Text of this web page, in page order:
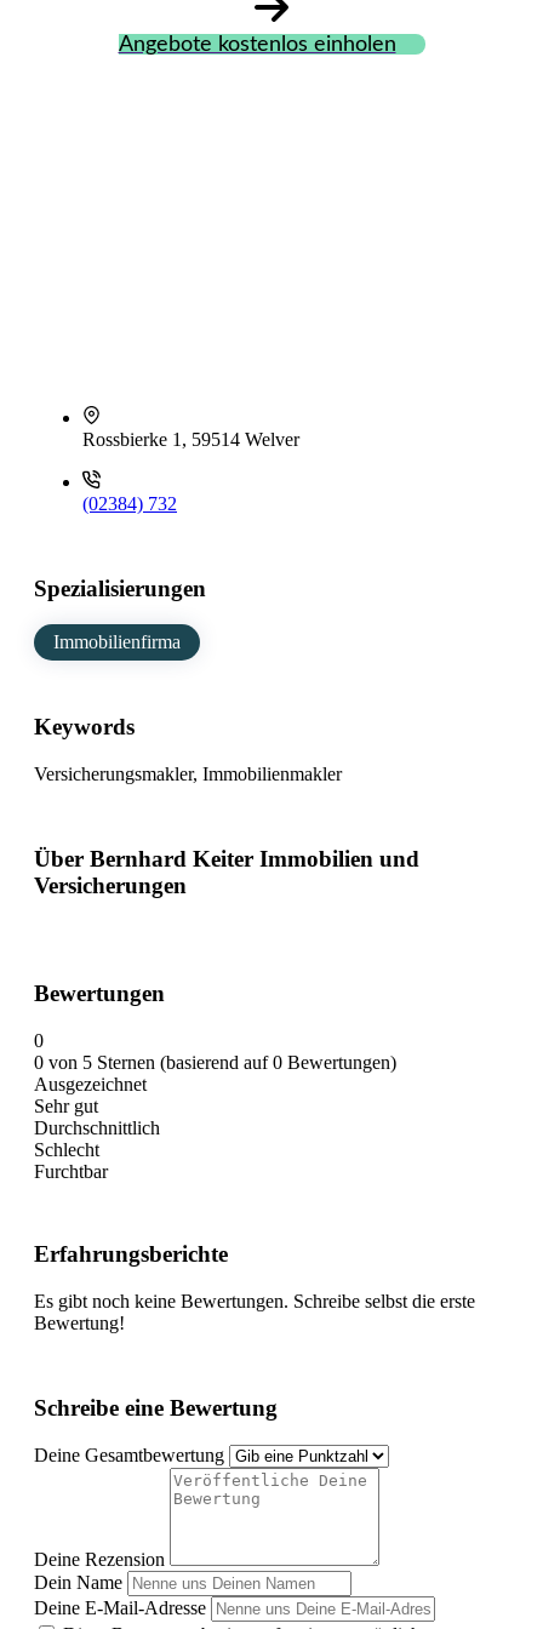
Angebote kostenlos einholen
Rossbierke 1, 59514 Welver
(02384) 732
Spezialisierungen
Immobilienfirma
Keywords
Versicherungsmakler, Immobilienmakler
Über Bernhard Keiter Immobilien und
Versicherungen
Bewertungen
0
0 von 5 Sternen (basierend auf 0 Bewertungen)
Ausgezeichnet
Sehr gut
Durchschnittlich
Schlecht
Furchtbar
Erfahrungsberichte
Es gibt noch keine Bewertungen. Schreibe selbst die erste
Bewertung!
Schreibe eine Bewertung
Deine Gesamtbewertung
Deine Rezension
Dein Name
Deine E-Mail-Adresse